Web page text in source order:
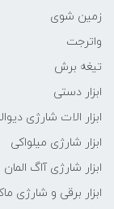
زمین شوی
واترجت
تیغه برش
ابزار دستی
ابزار الات شارژی
ابزار شارژی میلواکی
ابزار شارژی آاگ المان
ابزار برقی و شارژی